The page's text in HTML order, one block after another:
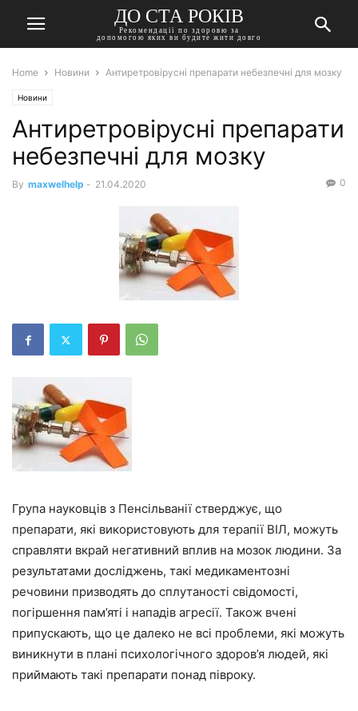
ДО СТА РОКІВ
Рекомендації по здоровю за
допомогою яких ви будите жити довго
Home Новини Антиретровірусні препарати небезпечні для мозку
Новини
Антиретровірусні препарати
небезпечні для мозку
By maxwelhelp - 21.04.2020 0
Група науковців з Пенсільванії стверджує, що
препарати, які використовують для терапії ВІЛ, можуть
справляти вкрай негативний вплив на мозок людини. За
результатами досліджень, такі медикаментозні
речовини призводять до сплутаності свідомості,
погіршення пам’яті і нападів агресії. Також вчені
припускають, що це далеко не всі проблеми, які можуть
виникнути в плані психологічного здоров’я людей, які
приймають такі препарати понад півроку.